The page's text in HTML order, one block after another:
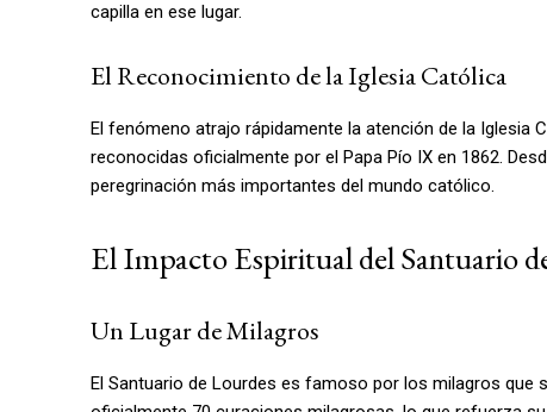
capilla en ese lugar.
El Reconocimiento de la Iglesia Católica
El fenómeno atrajo rápidamente la atención de la Iglesia
reconocidas oficialmente por el Papa Pío IX en 1862.
peregrinación más importantes del mundo católico.
El Impacto Espiritual del Santuario
Un Lugar de Milagros
El Santuario de Lourdes es famoso por los milagros que